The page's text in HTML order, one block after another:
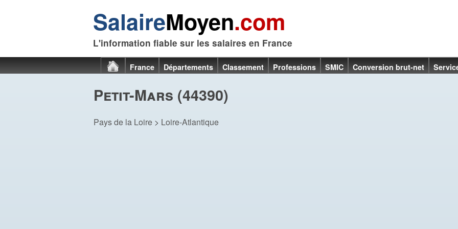
SalaireMoyen.com
L'information fiable sur les salaires en France
France Départements Classement Professions SMIC Conversion brut-net
Petit-Mars (44390)
Pays de la Loire > Loire-Atlantique